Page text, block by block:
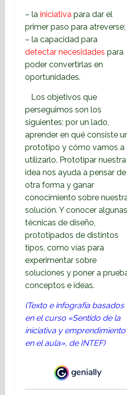
– la iniciativa para dar el
primer paso para atreverse;
– la capacidad para
detectar necesidades para
poder convertirlas en
oportunidades.
Los objetivos que
perseguimos son los
siguientes: por un lado,
aprender en qué consiste
prototipo y cómo vamos a
utilizarlo. Prototipar nuestra
idea nos ayuda a pensar de
otra forma y ganar
conocimiento sobre
solución. Y conocer algunas
técnicas de diseño,
prototipados de distintos
tipos, como vías para
experimentar sobre
soluciones y poner a
conceptos e ideas.
(Texto e infografía basados
en el curso «Sentido de la
iniciativa y emprendimiento
en el aula», de INTEF)